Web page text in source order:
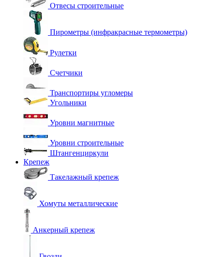
Отвесы строительные
Пирометры (инфракрасные термометры)
Рулетки
Счетчики
Транспортиры угломеры
Угольники
Уровни магнитные
Уровни строительные
Штангенциркули
Крепеж
Такелажный крепеж
Хомуты металлические
Анкерный крепеж